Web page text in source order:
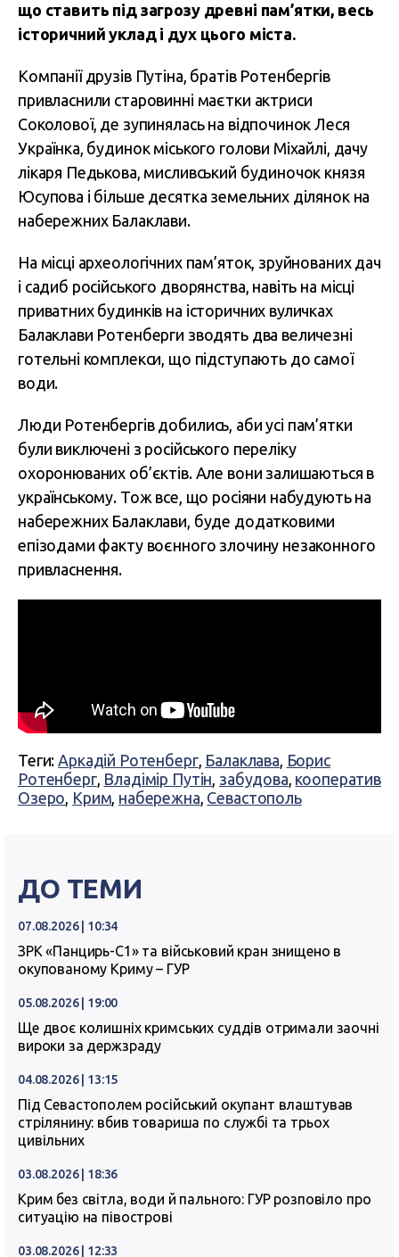
що ставить під загрозу древні пам’ятки, весь
історичний уклад і дух цього міста.
Компанії друзів Путіна, братів Ротенбергів
привласнили старовинні маєтки актриси
Соколової, де зупинялась на відпочинок Леся
Українка, будинок міського голови Міхайлі, дачу
лікаря Педькова, мисливський будиночок князя
Юсупова і більше десятка земельних ділянок на
набережних Балаклави.
На місці археологічних пам’яток, зруйнованих дач
і садиб російського дворянства, навіть на місці
приватних будинків на історичних вуличках
Балаклави Ротенберги зводять два величезні
готельні комплекси, що підступають до самої
води.
Люди Ротенбергів добились, аби усі пам’ятки
були виключені з російського переліку
охоронюваних об’єктів. Але вони залишаються в
українському. Тож все, що росіяни набудують на
набережних Балаклави, буде додатковими
епізодами факту воєнного злочину незаконного
привласнення.
Теги:Аркадій Ротенберг, Балаклава, Борис
Ротенберг, Владімір Путін, забудова, кооператив
Озеро, Крим, набережна, Севастополь
ДО ТЕМИ
07.08.2026 | 10:34
ЗРК «Панцирь-С1» та військовий кран знищено в
окупованому Криму – ГУР
05.08.2026 | 19:00
Ще двоє колишніх кримських суддів отримали заочні
вироки за держзраду
04.08.2026 | 13:15
Під Севастополем російський окупант влаштував
стрілянину: вбив товариша по службі та трьох
цивільних
03.08.2026 | 18:36
Крим без світла, води й пального: ГУР розповіло про
ситуацію на півострові
03.08.2026 | 12:33